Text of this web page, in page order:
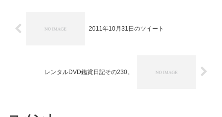
2011年10月31日のツイート
レンタルDVD鑑賞日記その230。